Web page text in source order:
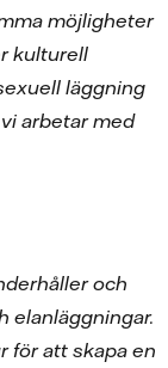
möjligheter
kulturell
läggning
arbetar med
och
elanläggningar.
för att skapa en